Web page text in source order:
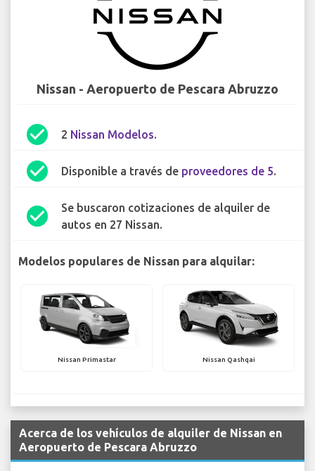
Nissan - Aeropuerto de Pescara Abruzzo
check_circle 2 Nissan Modelos.
check_circle Disponible a través de proveedores de 5.
check_circle
Se buscaron cotizaciones de alquiler de
autos en 27 Nissan.
Modelos populares de Nissan para alquilar:
Nissan Primastar Nissan Qashqai
Acerca de los vehículos de alquiler de Nissan en
Aeropuerto de Pescara Abruzzo